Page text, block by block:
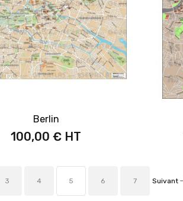
Berlin
100,00 €
3 4 5 6 7 Suivant